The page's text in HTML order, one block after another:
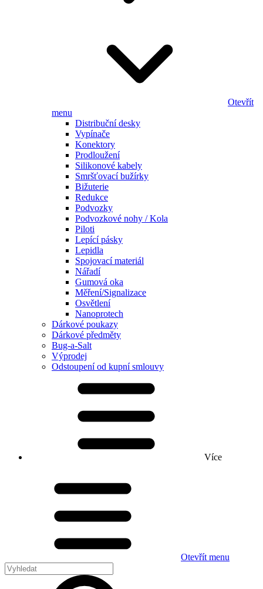
Otevřít
menu
Distribuční desky
Vypínače
Konektory
Prodloužení
Silikonové kabely
Smršťovací bužírky
Bižuterie
Redukce
Podvozky
Podvozkové nohy / Kola
Piloti
Lepící pásky
Lepidla
Spojovací materiál
Nářadí
Gumová oka
Měření/Signalizace
Osvětlení
Nanoprotech
Dárkové poukazy
Dárkové předměty
Bug-a-Salt
Výprodej
Odstoupení od kupní smlouvy
Více
Otevřít menu